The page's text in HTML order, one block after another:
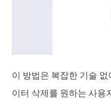
이 방법은 복잡한 기술
이터 삭제를 원하는 사용